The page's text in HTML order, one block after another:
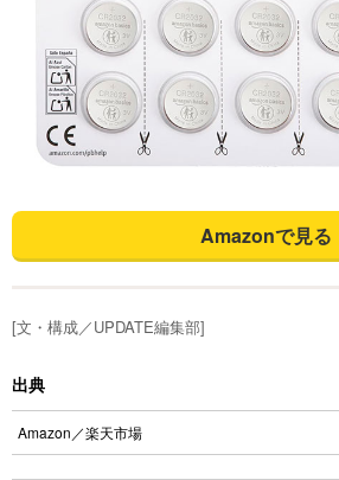
Amazonで見る
[文・構成／UPDATE編集部]
出典
Amazon ／楽天市場